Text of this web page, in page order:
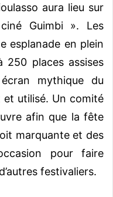
aura lieu sur
Guimbi ». Les
esplanade en plein
250 places assises
mythique du
et utilisé. Un comité
afin que la fête
marquante et des
pour faire
festivaliers.